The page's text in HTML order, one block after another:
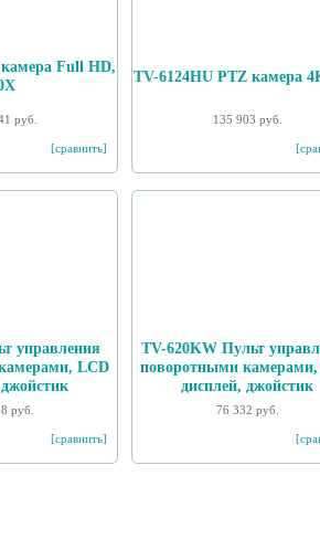
Full HD,
руб.
[сравнить]
TV-6124HU PTZ камера
135 903 руб.
управления
LCD
руб.
[сравнить]
TV-620KW Пульт
поворотными
дисплей, джойстик
76 332 руб.